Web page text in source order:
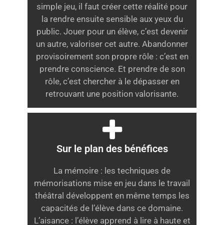
simple jeu, il faut créer cette réalité pour
la rendre ensuite sensible aux yeux du
public. Jouer pour un élève, c’est devenir
un autre, valoriser cet autre. Abandonner
provisoirement son propre rôle : c’est en
prendre conscience. Et prendre de son
rôle, c’est chercher à le dépasser en
retrouvant une position valorisante.
Sur le plan des bénéfices
La mémoire : les techniques de
mémorisations mise en jeu dans le travail
théâtral développent en même temps les
capacités de l’élève dans ce domaine.
L’aisance : l’élève apprend à lire à haute et